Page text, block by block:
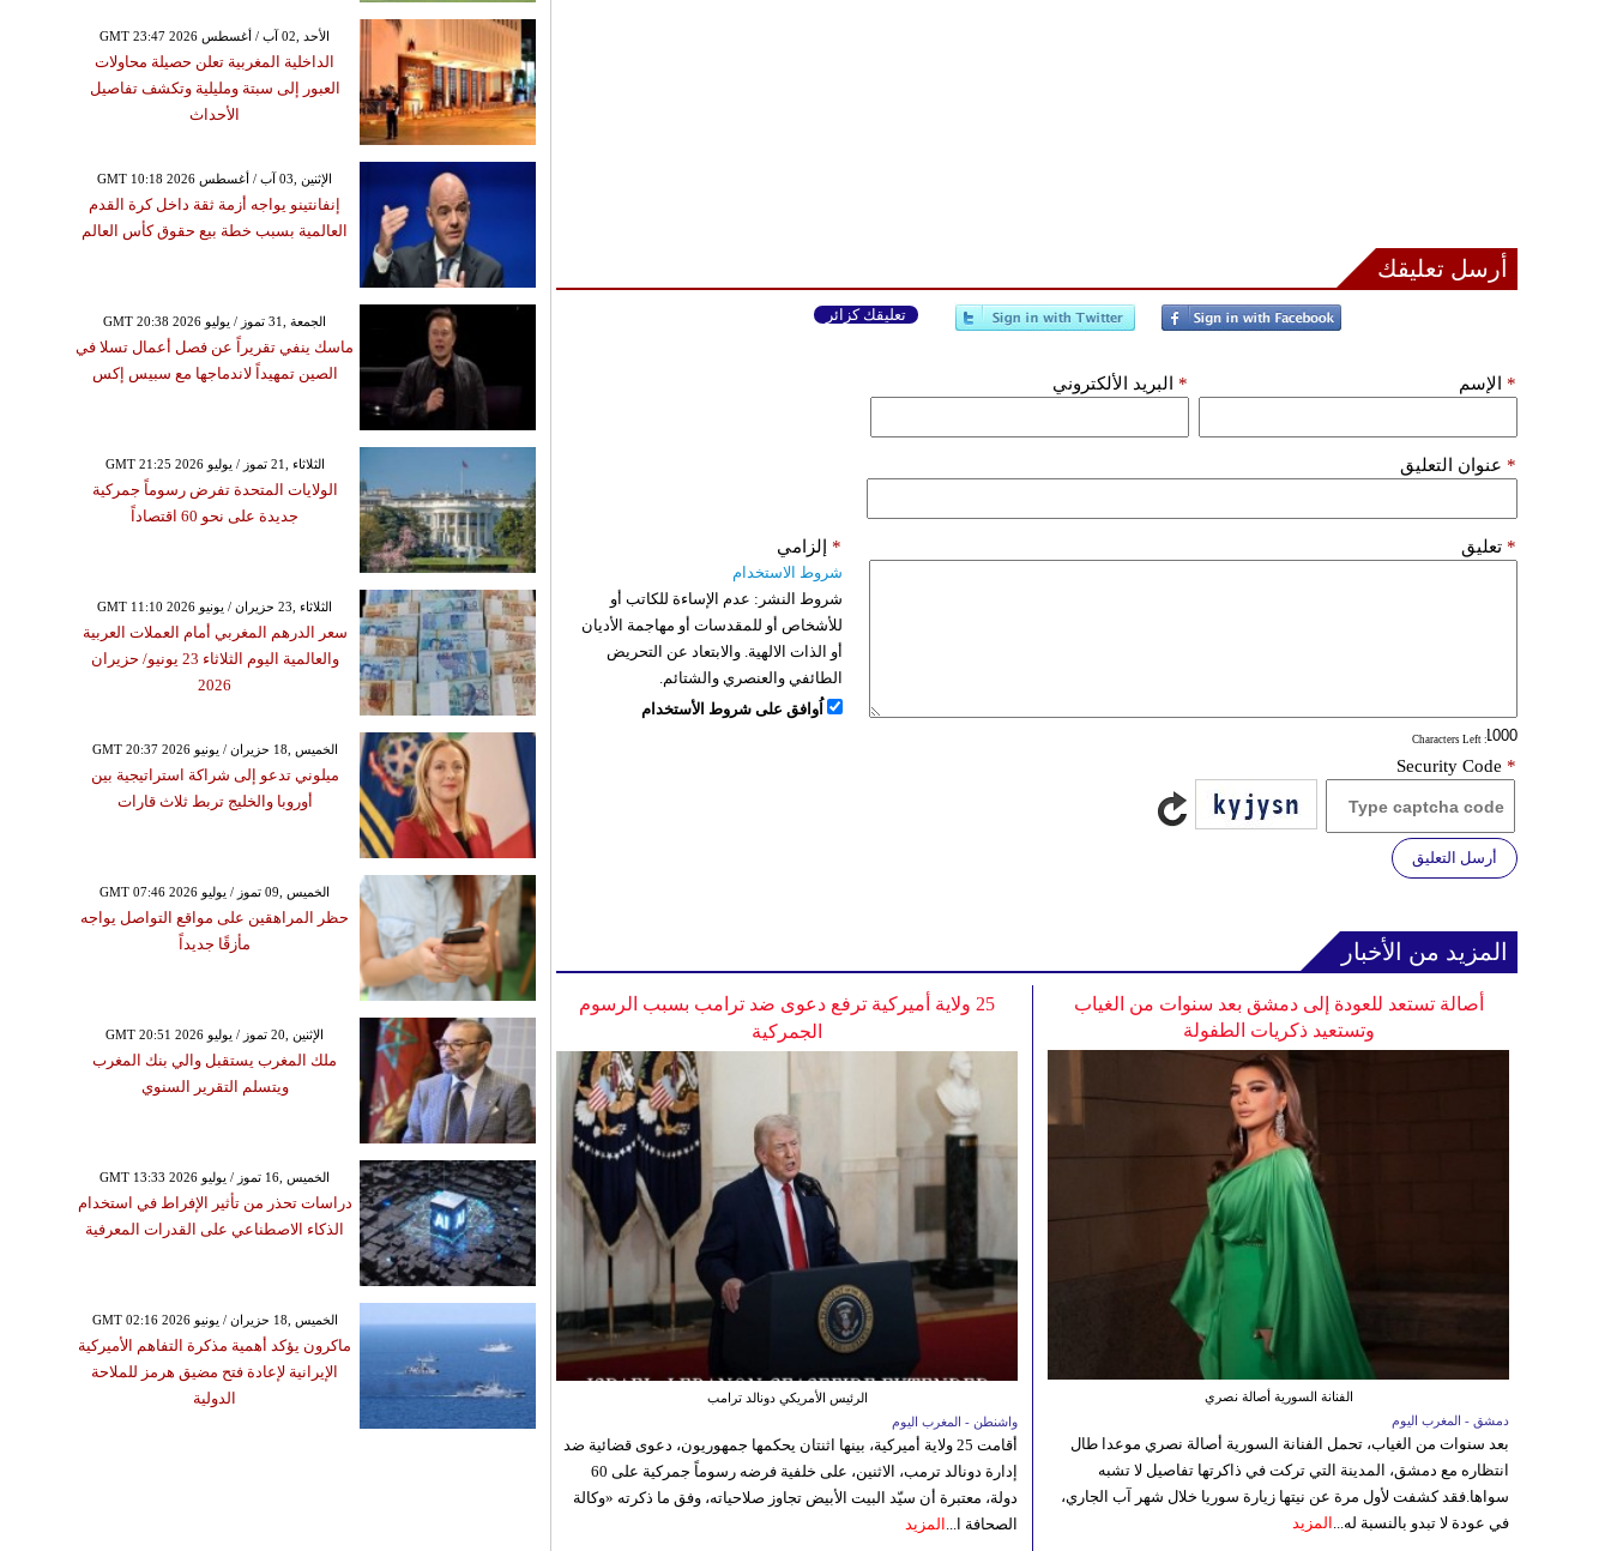
أرسل تعليقك
تعليقك كزائر
الإسم * البريد الألكتروني *
عنوان التعليق *
تعليق *
: Characters Left
إلزامي *
شروط الاستخدام
شروط النشر: عدم الإساءة للكاتب أو
للأشخاص أو للمقدسات أو مهاجمة الأديان
أو الذات الالهية. والابتعاد عن التحريض
الطائفي والعنصري والشتائم.
اُوافق على شروط الأستخدام
Security Code *
أرسل التعليق
المزيد من الأخبار
25 ولاية أميركية ترفع دعوى ضد ترامب بسبب الرسوم
الجمركية
الرئيس الأمريكي دونالد ترامب
واشنطن - المغرب اليوم
أقامت 25 ولاية أميركية، بينها اثنتان يحكمها جمهوريون، دعوى قضائية ضد
إدارة دونالد ترمب، الاثنين، على خلفية فرضه رسوماً جمركية على 60
دولة، معتبرة أن سيّد البيت الأبيض تجاوز صلاحياته، وفق ما ذكرته «وكالة
الصحافة ا... المزيد
أصالة تستعد للعودة إلى دمشق بعد سنوات من الغياب
وتستعيد ذكريات الطفولة
الفنانة السورية أصالة نصري
دمشق - المغرب اليوم
بعد سنوات من الغياب، تحمل الفنانة السورية أصالة نصري موعدا طال
انتظاره مع دمشق، المدينة التي تركت في ذاكرتها تفاصيل لا تشبه
سواها.فقد كشفت لأول مرة عن نيتها زيارة سوريا خلال شهر آب الجاري،
في عودة لا تبدو بالنسبة له... المزيد
GMT 23:47 2026 الأحد ,02 آب / أغسطس
الداخلية المغربية تعلن حصيلة محاولات
العبور إلى سبتة ومليلية وتكشف تفاصيل
الأحداث
GMT 10:18 2026 الإثنين ,03 آب / أغسطس
إنفانتينو يواجه أزمة ثقة داخل كرة القدم
العالمية بسبب خطة بيع حقوق كأس العالم
GMT 20:38 2026 الجمعة ,31 تموز / يوليو
ماسك ينفي تقريراً عن فصل أعمال تسلا في
الصين تمهيداً لاندماجها مع سبيس إكس
GMT 21:25 2026 الثلاثاء ,21 تموز / يوليو
الولايات المتحدة تفرض رسوماً جمركية
جديدة على نحو 60 اقتصاداً
GMT 11:10 2026 الثلاثاء ,23 حزيران / يونيو
سعر الدرهم المغربي أمام العملات العربية
والعالمية اليوم الثلاثاء 23 يونيو/ حزيران
2026
GMT 20:37 2026 الخميس ,18 حزيران / يونيو
ميلوني تدعو إلى شراكة استراتيجية بين
أوروبا والخليج تربط ثلاث قارات
GMT 07:46 2026 الخميس ,09 تموز / يوليو
حظر المراهقين على مواقع التواصل يواجه
مأزقًا جديداً
GMT 20:51 2026 الإثنين ,20 تموز / يوليو
ملك المغرب يستقبل والي بنك المغرب
ويتسلم التقرير السنوي
GMT 13:33 2026 الخميس ,16 تموز / يوليو
دراسات تحذر من تأثير الإفراط في استخدام
الذكاء الاصطناعي على القدرات المعرفية
GMT 02:16 2026 الخميس ,18 حزيران / يونيو
ماكرون يؤكد أهمية مذكرة التفاهم الأميركية
الإيرانية لإعادة فتح مضيق هرمز للملاحة
الدولية